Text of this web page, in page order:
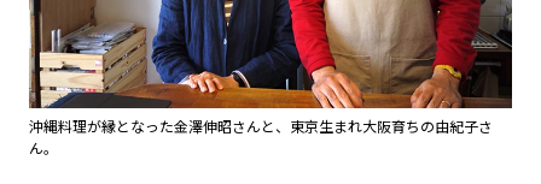
沖縄料理が縁となった金澤伸昭さんと、東京生まれ大阪育ちの由紀子さ
ん。